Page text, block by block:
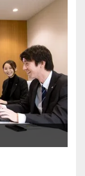
手を止めて
いるので
魅力です！
討している
ZN19XR-
プできるこ
いのある
の間に、こ
必要な専門
AIに取って
が多く活躍
、全員がや
はいくらで
成し遂げた
いてくだ
職務経験
！
らステップ
税務調査に
数2500以
。
来所型サー